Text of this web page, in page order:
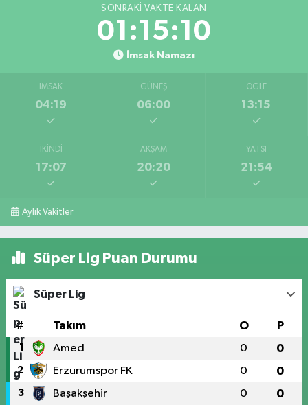
SONRAKI VAKTE KALAN
01:15:09
İmsak Namazı
İMSAK
04:19
GÜNEŞ
06:00
ÖĞLE
13:15
İKINDI
17:07
AKŞAM
20:20
YATSI
21:54
Aylık Vakitler
Süper Lig Puan Durumu
Süper Lig
# Takım O P
1 Amed 0 0
2 Erzurumspor FK 0 0
3 Başakşehir 0 0